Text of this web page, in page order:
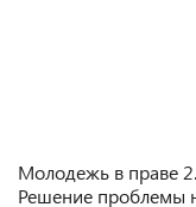
Молодежь в праве
Решение проблемы